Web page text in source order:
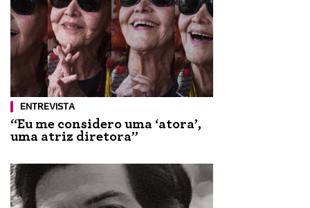
ENTREVISTA
“Eu me considero uma ‘atora’,
uma atriz diretora”